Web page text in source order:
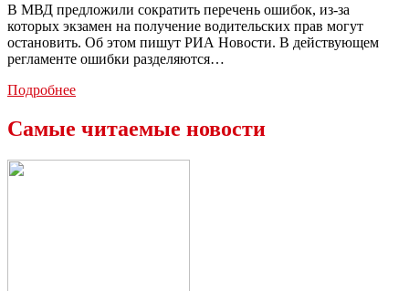
В МВД предложили сократить перечень ошибок, из-за
которых экзамен на получение водительских прав могут
остановить. Об этом пишут РИА Новости. В действующем
регламенте ошибки разделяются…
ПодробнееРегламент
на
Самые читаемые новости